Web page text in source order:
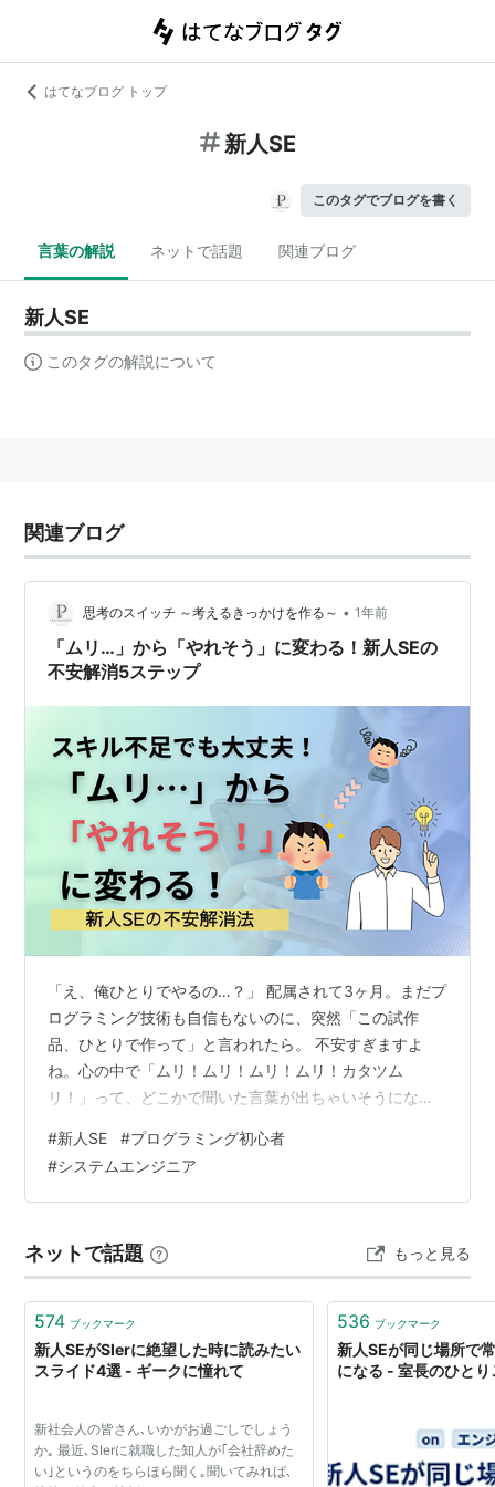
はてなブログ トップ
新人SE
このタグでブログを書く
言葉の解説 ネットで話題 関連ブログ
新人SE
このタグの解説について
関連ブログ
思考のスイッチ ～考えるきっかけを作る～ • 1年前
「ムリ…」から「やれそう」に変わる！新人SEの
不安解消5ステップ
「え、俺ひとりでやるの…？」 配属されて3ヶ月。まだプ
ログラミング技術も自信もないのに、突然「この試作
品、ひとりで作って」と言われたら。 不安すぎますよ
ね。心の中で「ムリ！ムリ！ムリ！ムリ！カタツム
リ！」って、どこかで聞いた言葉が出ちゃいそうになる
チャンス"でもあるんです。今回は、そんな悩める新人シ
ステムエンジニアさんに向けて、開発経験なしでもプレ
ッシャーとの向き合い方や不安を和らげるコツを、やさ
って思った仕事がありました。でも今思えば、あれが一
番成長できた経験でしたね。 なぜ新人なのに開…
#新人SE #プログラミング初心者
#システムエンジニア
ネットで話題 もっと見る
574 ブックマーク
新人SEがSIerに絶望した時に読みたい
スライド4選 - ギークに憧れて
新社会人の皆さん､いかがお過ごしでしょう
か｡ 最近､SIerに就職した知人が｢会社辞めた
い｣というのをちらほら聞く｡聞いてみれば､
536 ブックマーク
新人SEが同じ場所で
になる - 室長のひとり